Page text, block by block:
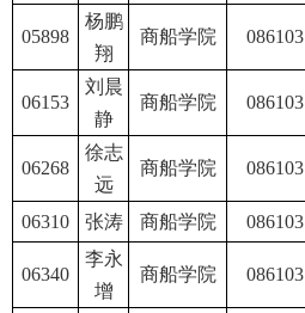
05898
杨鹏
翔
商船学院 086103
06153
刘晨
静
商船学院 086103
06268
徐志
远
商船学院 086103
06310 张涛 商船学院 086103
06340
李永
增
商船学院 086103